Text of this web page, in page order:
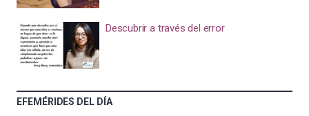
Descubrir a través del error
EFEMÉRIDES DEL DÍA